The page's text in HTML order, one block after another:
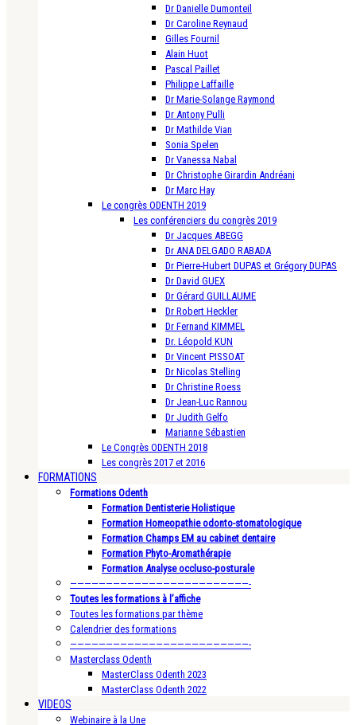
Dr Danielle Dumonteil
Dr Caroline Reynaud
Gilles Fournil
Alain Huot
Pascal Paillet
Philippe Laffaille
Dr Marie-Solange Raymond
Dr Antony Pulli
Dr Mathilde Vian
Sonia Spelen
Dr Vanessa Nabal
Dr Christophe Girardin Andréani
Dr Marc Hay
Le congrès ODENTH 2019
Les conférenciers du congrès 2019
Dr Jacques ABEGG
Dr ANA DELGADO RABADA
Dr Pierre-Hubert DUPAS et Grégory DUPAS
Dr David GUEX
Dr Gérard GUILLAUME
Dr Robert Heckler
Dr Fernand KIMMEL
Dr. Léopold KUN
Dr Vincent PISSOAT
Dr Nicolas Stelling
Dr Christine Roess
Dr Jean-Luc Rannou
Dr Judith Gelfo
Marianne Sébastien
Le Congrès ODENTH 2018
Les congrès 2017 et 2016
FORMATIONS
Formations Odenth
Formation Dentisterie Holistique
Formation Homeopathie odonto-stomatologique
Formation Champs EM au cabinet dentaire
Formation Phyto-Aromathérapie
Formation Analyse occluso-posturale
—————————————————————————-
Toutes les formations à l’affiche
Toutes les formations par thème
Calendrier des formations
—————————————————————————-
Masterclass Odenth
MasterClass Odenth 2023
MasterClass Odenth 2022
VIDEOS
Webinaire à la Une